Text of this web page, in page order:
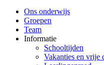
Ons onderwijs
Groepen
Team
Informatie
Schooltijden
Vakanties en vrije